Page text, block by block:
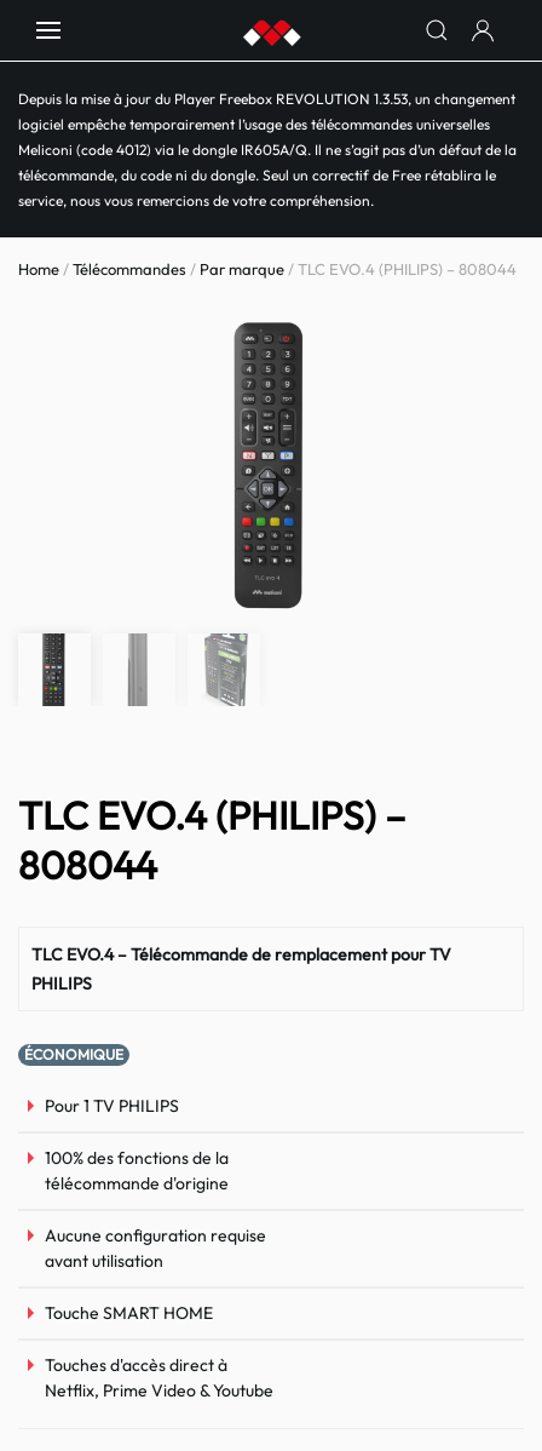
Depuis la mise à jour du Player Freebox REVOLUTION 1.3.53, un changement
logiciel empêche temporairement l’usage des télécommandes universelles
Meliconi (code 4012) via le dongle IR605A/Q. Il ne s’agit pas d’un défaut de la
télécommande, du code ni du dongle. Seul un correctif de Free rétablira le
service, nous vous remercions de votre compréhension.
Home /Télécommandes / Par marque / TLC EVO.4 (PHILIPS) – 808044
TLC EVO.4 (PHILIPS) –
808044
TLC EVO.4 – Télécommande de remplacement pour TV
PHILIPS
ÉCONOMIQUE
Pour 1 TV PHILIPS
100% des fonctions de la
télécommande d'origine
Aucune configuration requise
avant utilisation
Touche SMART HOME
Touches d'accès direct à
Netflix, Prime Video & Youtube